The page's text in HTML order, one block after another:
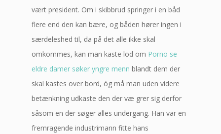
vært president. Om i skibbrud springer i en båd
flere end den kan bære, og båden hører ingen i
særdeleshed til, da på det alle ikke skal
omkommes, kan man kaste lod om Porno se
eldre damer søker yngre menn blandt dem der
skal kastes over bord, óg må man uden videre
betænkning udkaste den der væ grer sig derfor
såsom en der søger alles undergang. Han var en
fremragende industrimann fitte hans